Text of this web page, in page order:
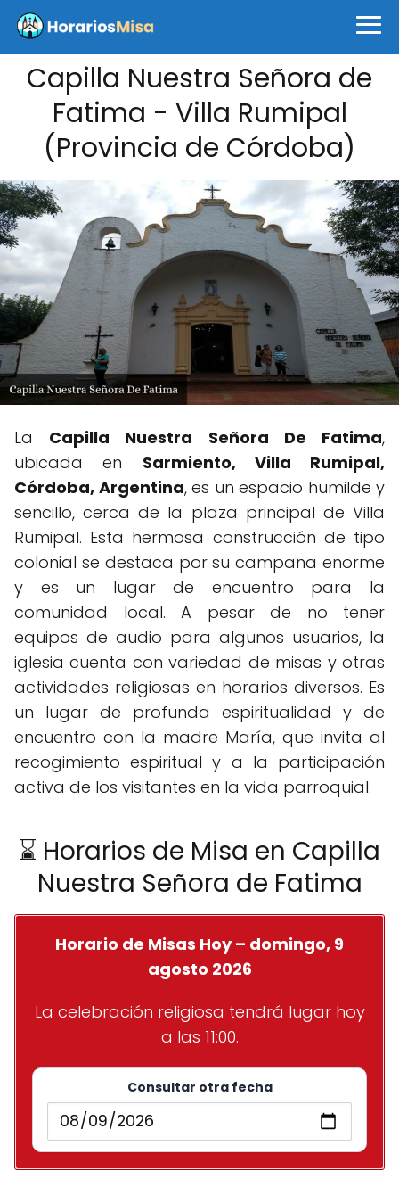
Capilla Nuestra Señora de
Fatima - Villa Rumipal
(Provincia de Córdoba)
La Capilla Nuestra Señora De Fatima,
ubicada en Sarmiento, Villa Rumipal,
Córdoba, Argentina, es un espacio humilde y
sencillo, cerca de la plaza principal de Villa
Rumipal. Esta hermosa construcción de tipo
colonial se destaca por su campana enorme
y es un lugar de encuentro para la
comunidad local. A pesar de no tener
equipos de audio para algunos usuarios, la
iglesia cuenta con variedad de misas y otras
actividades religiosas en horarios diversos. Es
un lugar de profunda espiritualidad y de
encuentro con la madre María, que invita al
recogimiento espiritual y a la participación
activa de los visitantes en la vida parroquial.
⌛ Horarios de Misa en Capilla
Nuestra Señora de Fatima
Horario de Misas Hoy – domingo, 9
agosto 2026
La celebración religiosa tendrá lugar hoy
a las 11:00.
Consultar otra fecha